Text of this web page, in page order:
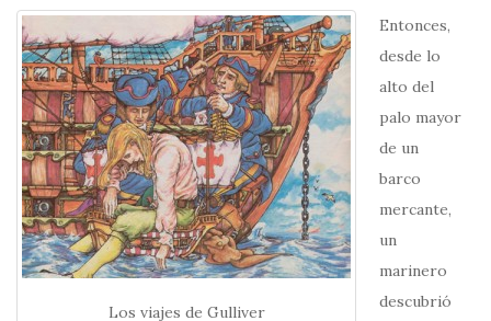
Los viajes de Gulliver
Entonces,
desde lo
alto del
palo mayor
de un
barco
mercante,
un
marinero
descubrió